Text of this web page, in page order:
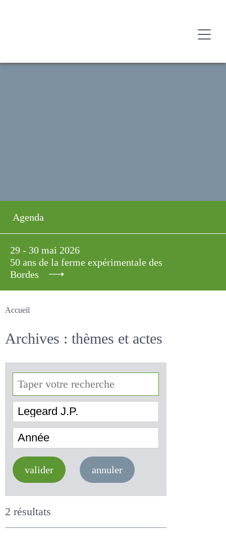
Agenda
29 - 30 mai 2026
50 ans de la ferme expérimentale des
Bordes
Accueil
Archives : thèmes et actes
Legeard J.P.
Année
valider annuler
2 résultats